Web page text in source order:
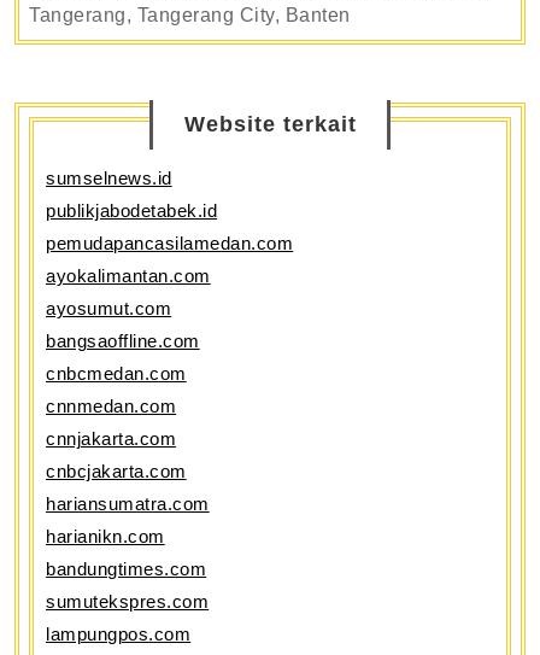
Tangerang, Tangerang City, Banten
Website terkait
sumselnews.id
publikjabodetabek.id
pemudapancasilamedan.com
ayokalimantan.com
ayosumut.com
bangsaoffline.com
cnbcmedan.com
cnnmedan.com
cnnjakarta.com
cnbcjakarta.com
hariansumatra.com
harianikn.com
bandungtimes.com
sumutekspres.com
lampungpos.com